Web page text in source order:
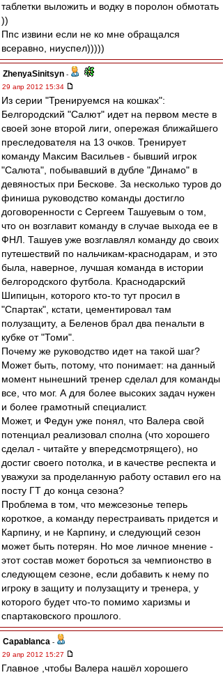
таблетки выложить и водку в поролон обмотать
))
Ппс извини если не ко мне обращался
всеравно, ниуспел)))))
ZhenyaSinitsyn -
29 апр 2012 15:34
Из серии "Тренируемся на кошках":
Белгородский "Салют" идет на первом месте в
своей зоне второй лиги, опережая ближайшего
преследователя на 13 очков. Тренирует
команду Максим Васильев - бывший игрок
"Салюта", побывавший в дубле "Динамо" в
девяностых при Бескове. За несколько туров до
финиша руководство команды достигло
договоренности с Сергеем Ташуевым о том,
что он возглавит команду в случае выхода ее в
ФНЛ. Ташуев уже возглавлял команду до своих
путешествий по нальчикам-краснодарам, и это
была, наверное, лучшая команда в истории
белгородского футбола. Краснодарский
Шипицын, которого кто-то тут просил в
"Спартак", кстати, цементировал там
полузащиту, а Беленов брал два пенальти в
кубке от "Томи".
Почему же руководство идет на такой шаг?
Может быть, потому, что понимает: на данный
момент нынешний тренер сделал для команды
все, что мог. А для более высоких задач нужен
и более грамотный специалист.
Может, и Федун уже понял, что Валера свой
потенциал реализовал сполна (что хорошего
сделал - читайте у впередсмотрящего), но
достиг своего потолка, и в качестве респекта и
уважухи за проделанную работу оставил его на
посту ГТ до конца сезона?
Проблема в том, что межсезонье теперь
короткое, а команду перестраивать придется и
Карпину, и не Карпину, и следующий сезон
может быть потерян. Но мое личное мнение -
этот состав может бороться за чемпионство в
следующем сезоне, если добавить к нему по
игроку в защиту и полузащиту и тренера, у
которого будет что-то помимо харизмы и
спартаковского прошлого.
Сapablanca -
29 апр 2012 15:27
Главное ,чтобы Валера нашёл хорошего